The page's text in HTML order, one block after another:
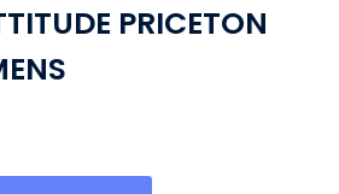
PRICETON